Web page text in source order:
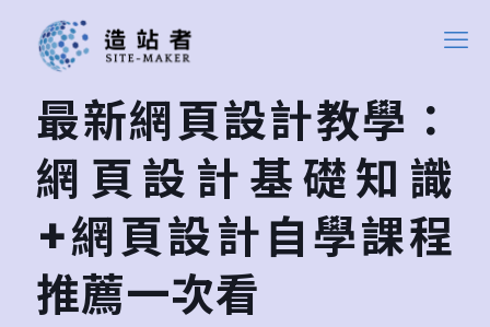
最新網頁設計教學：
網頁設計基礎知識
+網頁設計自學課程
推薦一次看